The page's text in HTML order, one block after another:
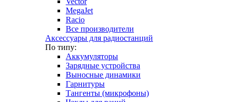
MegaJet
Racio
Все производители
Аксессуары для радиостанций
По типу:
Аккумуляторы
Зарядные устройства
Выносные динамики
Гарнитуры
Тангенты (микрофоны)